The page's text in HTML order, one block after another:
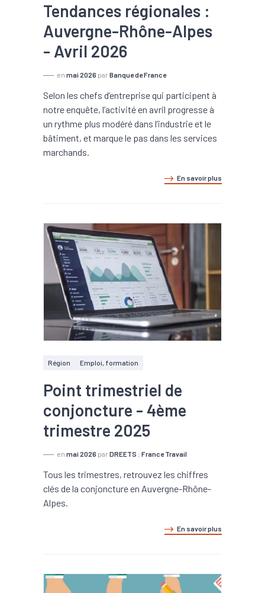
Tendances régionales :
Auvergne-Rhône-Alpes
- Avril 2026
en mai 2026 par Banque de France
Selon les chefs d’entreprise qui participent à
notre enquête, l’activité en avril progresse à
un rythme plus modéré dans l’industrie et le
bâtiment, et marque le pas dans les services
marchands.
En savoir plus
Région Emploi, formation
Point trimestriel de
conjoncture - 4ème
trimestre 2025
en mai 2026 par DREETS ; France Travail
Tous les trimestres, retrouvez les chiffres
clés de la conjoncture en Auvergne-Rhône-
Alpes.
En savoir plus